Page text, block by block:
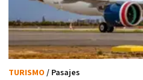
TURISMO / Pasajes